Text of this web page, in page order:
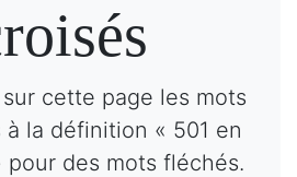
cette page les mots
la définition « 501 en
pour des mots fléchés.